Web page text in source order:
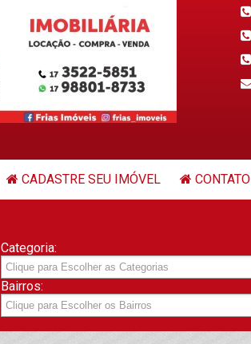
CADASTRE SEU IMÓVEL CONTATO
Categoria:
Bairros: